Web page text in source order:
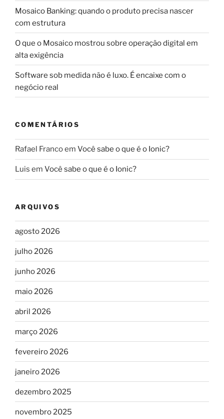
Mosaico Banking: quando o produto precisa nascer
com estrutura
O que o Mosaico mostrou sobre operação digital em
alta exigência
Software sob medida não é luxo. É encaixe com o
negócio real
COMENTÁRIOS
Rafael Francoem Você sabe o que é o Ionic?
Luis em Você sabe o que é o Ionic?
ARQUIVOS
agosto 2026
julho 2026
junho 2026
maio 2026
abril 2026
março 2026
fevereiro 2026
janeiro 2026
dezembro 2025
novembro 2025